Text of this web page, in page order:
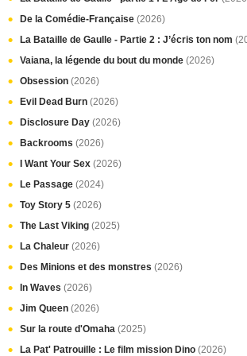
De la Comédie-Française (2026)
La Bataille de Gaulle - Partie 2 : J’écris ton nom
Vaiana, la légende du bout du monde (2026)
Obsession (2026)
Evil Dead Burn (2026)
Disclosure Day (2026)
Backrooms (2026)
I Want Your Sex (2026)
Le Passage (2024)
Toy Story 5 (2026)
The Last Viking (2025)
La Chaleur (2026)
Des Minions et des monstres (2026)
In Waves (2026)
Jim Queen (2026)
Sur la route d'Omaha (2025)
La Pat' Patrouille : Le film mission Dino (2026)